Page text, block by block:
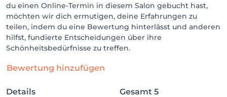
du einen Online-Termin in diesem Salon gebucht hast,
möchten wir dich ermutigen, deine Erfahrungen zu
teilen, indem du eine Bewertung hinterlässt und anderen
hilfst, fundierte Entscheidungen über ihre
Schönheitsbedürfnisse zu treffen.
Bewertung hinzufügen
Details Gesamt 5